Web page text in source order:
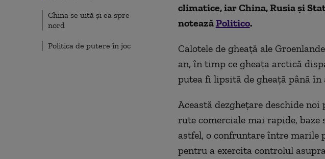
China se uită și ea spre
nord
Politica de putere în joc
climatice,iarChina, Rusia și
noteazăPolitico.
Calotele de gheață ale
an, în timp ce gheața arctică
putea fi lipsită de gheață până în
Această dezghețare deschide
rute comerciale mai rapide,
astfel, o confruntare întremarile
pentru a exercita controlul